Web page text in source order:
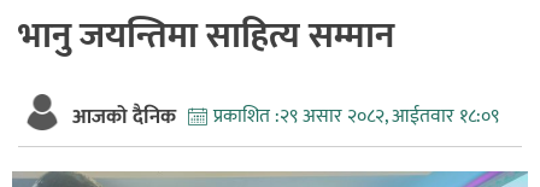
भानु जयन्तिमा साहित्य सम्मान
आजको दैनिक प्रकाशित :२९ असार २०८२, आईतवार १८:०९